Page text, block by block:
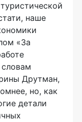
наше
«За
Друтман,
но, как
детали